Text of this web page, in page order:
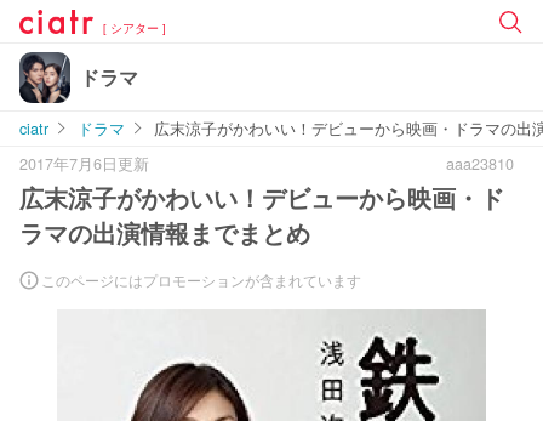
[ シアター ]
ドラマ
ciatr ドラマ
広末涼子がかわいい！デビューから映画・ドラマの出
2017年7月6日更新
aaa23810
広末涼子がかわいい！デビューから映画・ド
ラマの出演情報までまとめ
このページにはプロモーションが含まれています